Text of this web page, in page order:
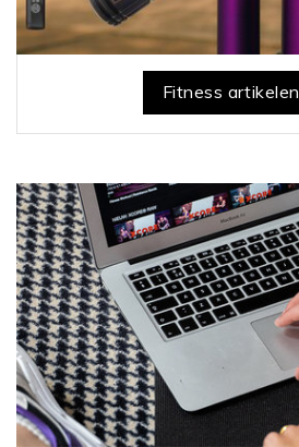
Fitness artikelen